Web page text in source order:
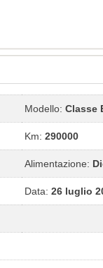
Modello: Classe
Km: 290000
Alimentazione:
Data: 26 luglio